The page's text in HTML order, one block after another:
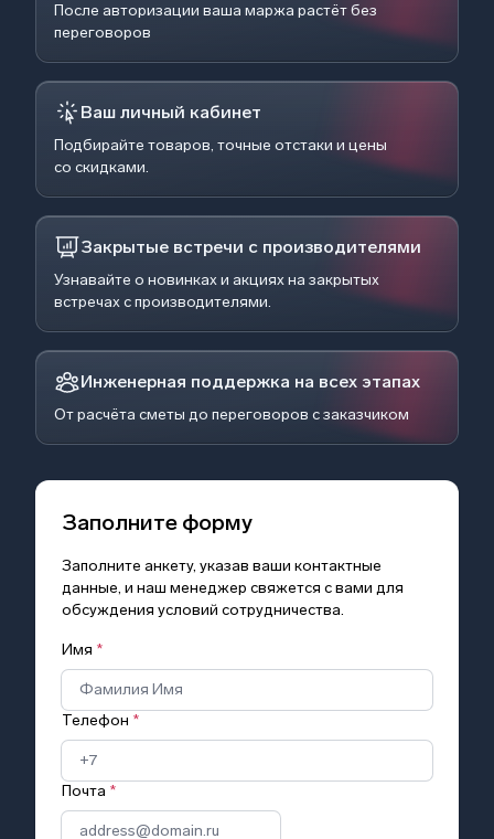
После авторизации ваша маржа растёт без
переговоров
Ваш личный кабинет
Подбирайте товаров, точные отстаки и цены
со скидками.
Закрытые встречи с производителями
Узнавайте о новинках и акциях на закрытых
встречах с производителями.
Инженерная поддержка на всех этапах
От расчёта сметы до переговоров с заказчиком
Заполните форму
Заполните анкету, указав ваши контактные
данные, и наш менеджер свяжется с вами для
обсуждения условий сотрудничества.
Имя *
Телефон *
Почта *